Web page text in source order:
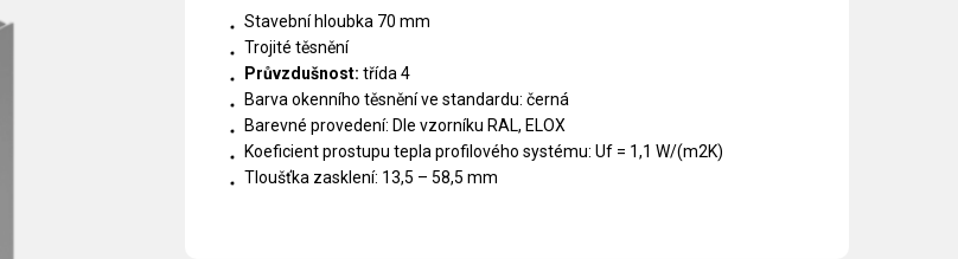
Stavební hloubka 70 mm
Trojité těsnění
Průvzdušnost: třída 4
Barva okenního těsnění ve standardu: černá
Barevné provedení: Dle vzorníku RAL, ELOX
Koeficient prostupu tepla profilového systému: Uf = 1,1 W/(m2K)
Tloušťka zasklení: 13,5 – 58,5 mm